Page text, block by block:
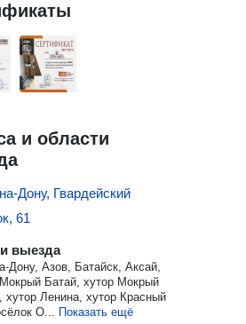
и области
Дону, Гвардейский
61
выезда
Дону, Азов, Батайск, Аксай,
Батай, хутор Мокрый
хутор Ленина, хутор Красный
О... Показать ещё